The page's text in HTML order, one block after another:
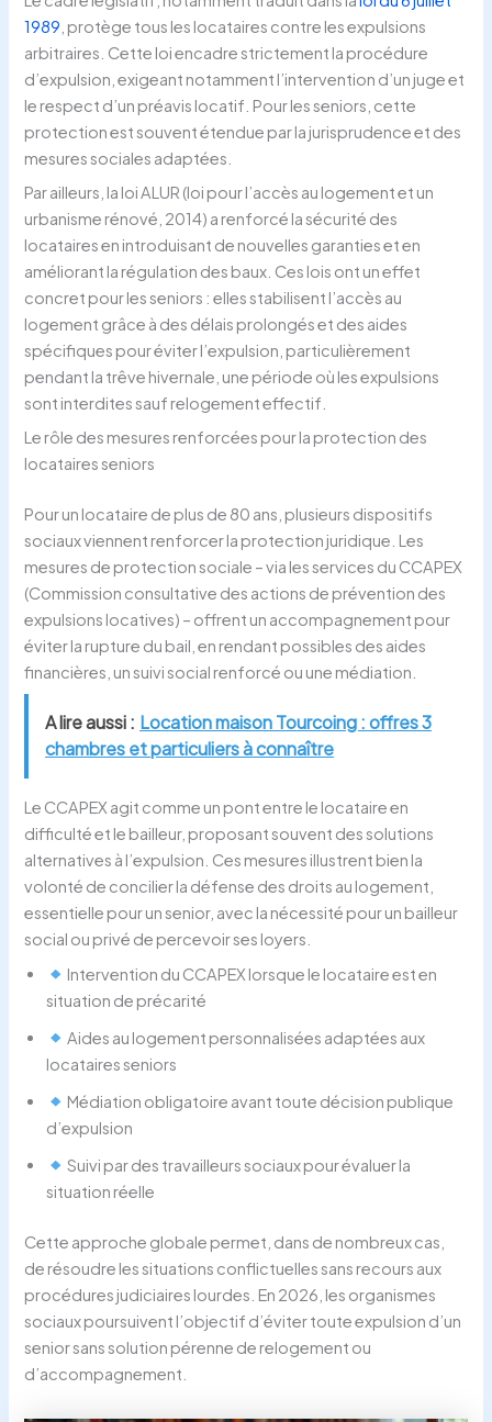
1989 , protège tous les locataires contre les expulsions
arbitraires. Cette loi encadre strictement la procédure
d’expulsion, exigeant notamment l’intervention d’un juge et
le respect d’un préavis locatif. Pour les seniors, cette
protection est souvent étendue par la jurisprudence et des
mesures sociales adaptées.
Par ailleurs, la loi ALUR (loi pour l’accès au logement et un
urbanisme rénové, 2014) a renforcé la sécurité des
locataires en introduisant de nouvelles garanties et en
améliorant la régulation des baux. Ces lois ont un effet
concret pour les seniors : elles stabilisent l’accès au
logement grâce à des délais prolongés et des aides
spécifiques pour éviter l’expulsion, particulièrement
pendant la trêve hivernale, une période où les expulsions
sont interdites sauf relogement effectif.
Le rôle des mesures renforcées pour la protection des
locataires seniors
Pour un locataire de plus de 80 ans, plusieurs dispositifs
sociaux viennent renforcer la protection juridique. Les
mesures de protection sociale – via les services du CCAPEX
(Commission consultative des actions de prévention des
expulsions locatives) – offrent un accompagnement pour
éviter la rupture du bail, en rendant possibles des aides
financières, un suivi social renforcé ou une médiation.
A lire aussi : Location maison Tourcoing : offres 3
chambres et particuliers à connaître
Le CCAPEX agit comme un pont entre le locataire en
difficulté et le bailleur, proposant souvent des solutions
alternatives à l’expulsion. Ces mesures illustrent bien la
volonté de concilier la défense des droits au logement,
essentielle pour un senior, avec la nécessité pour un bailleur
social ou privé de percevoir ses loyers.
Intervention du CCAPEX lorsque le locataire est en
situation de précarité
Aides au logement personnalisées adaptées aux
locataires seniors
Médiation obligatoire avant toute décision publique
d’expulsion
Suivi par des travailleurs sociaux pour évaluer la
situation réelle
Cette approche globale permet, dans de nombreux cas,
de résoudre les situations conflictuelles sans recours aux
procédures judiciaires lourdes. En 2026, les organismes
sociaux poursuivent l’objectif d’éviter toute expulsion d’un
senior sans solution pérenne de relogement ou
d’accompagnement.